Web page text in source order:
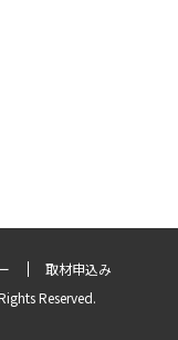
取材申込み
Reserved.